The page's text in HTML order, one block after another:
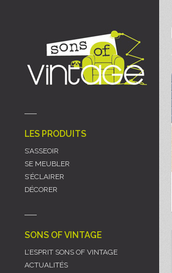
LES PRODUITS
S’ASSEOIR
SE MEUBLER
S’ÉCLAIRER
DÉCORER
SONS OF VINTAGE
L’ESPRIT SONS OF VINTAGE
ACTUALITÉS